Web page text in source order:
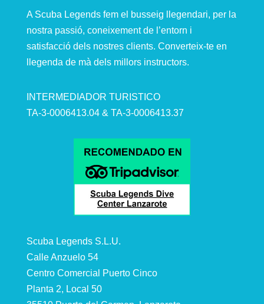
A Scuba Legends fem el busseig llegendari, per la
nostra passió, coneixement de l’entorn i
satisfacció dels nostres clients. Converteix-te en
llegenda de mà dels millors instructors.
INTERMEDIADOR TURISTICO
TA-3-0006413.04 & TA-3-0006413.37
Scuba Legends S.L.U.
Calle Anzuelo 54
Centro Comercial Puerto Cinco
Planta 2, Local 50